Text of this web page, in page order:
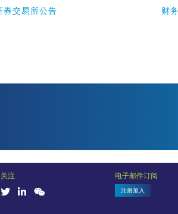
券交易所公告 财
关注 电子邮件订阅
注册加入